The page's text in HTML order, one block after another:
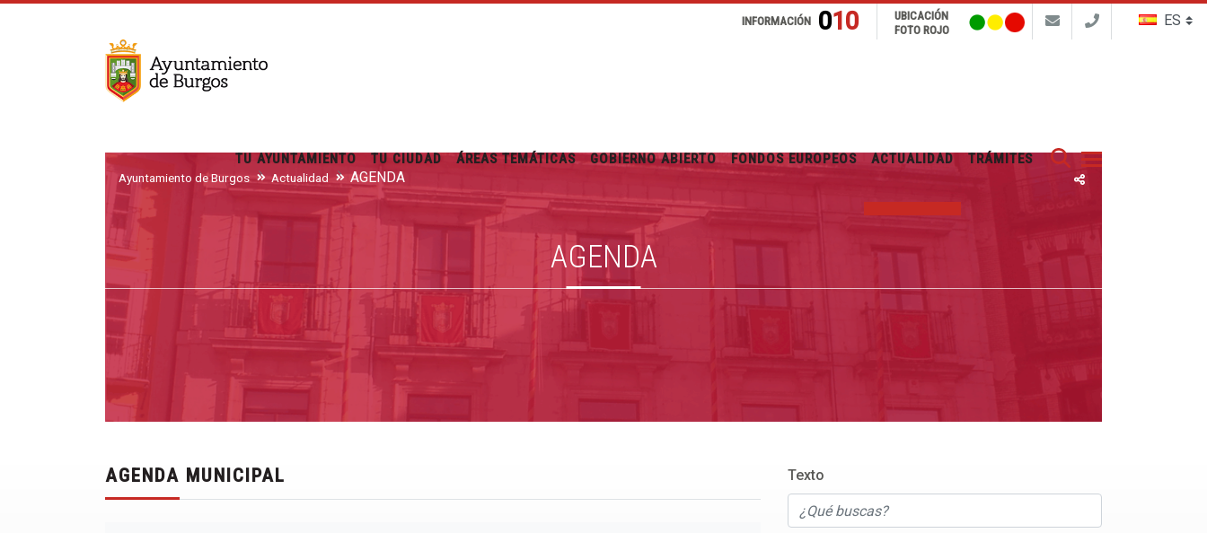
Buscar
INFORMACIÓN 010
UBICACIÓN
FOTO ROJO
TU AYUNTAMIENTO TU CIUDAD ÁREAS TEMÁTICAS GOBIERNO ABIERTO FONDOS EUROPEOS ACTUALIDAD TRÁMITES
Ayuntamiento de Burgos Actualidad AGENDA
AGENDA
AGENDA MUNICIPAL Texto